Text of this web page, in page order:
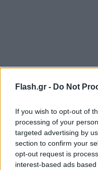
Flash.gr - Do Not
If you wish to opt-out of
processing of your
targeted advertising by
section to confirm your
opt-out request is
interest-based ads